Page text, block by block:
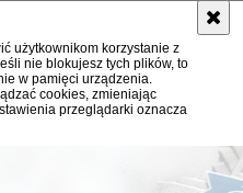
użytkownikom korzystanie z
nie blokujesz tych plików, to
w pamięci urządzenia.
cookies, zmieniając
przeglądarki oznacza